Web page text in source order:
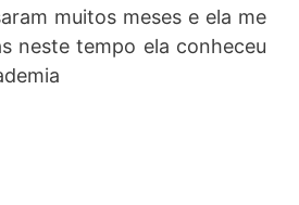
muitos meses e ela me
neste tempo ela conheceu